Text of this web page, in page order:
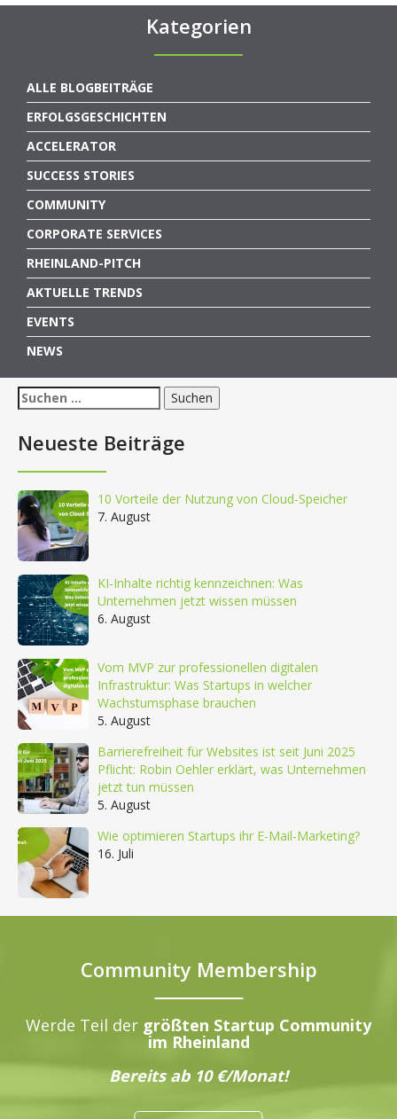
Kategorien
ALLE BLOGBEITRÄGE
ERFOLGSGESCHICHTEN
ACCELERATOR
SUCCESS STORIES
COMMUNITY
CORPORATE SERVICES
RHEINLAND-PITCH
AKTUELLE TRENDS
EVENTS
NEWS
Suchen
nach:
Neueste Beiträge
10 Vorteile der Nutzung von Cloud-Speicher
7. August
KI-Inhalte richtig kennzeichnen: Was
Unternehmen jetzt wissen müssen
6. August
Vom MVP zur professionellen digitalen
Infrastruktur: Was Startups in welcher
Wachstumsphase brauchen
5. August
Barrierefreiheit für Websites ist seit Juni 2025
Pflicht: Robin Oehler erklärt, was Unternehmen
jetzt tun müssen
5. August
Wie optimieren Startups ihr E-Mail-Marketing?
16. Juli
Community Membership
Werde Teil der größten Startup Community
im Rheinland
Bereits ab 10 €/Monat!